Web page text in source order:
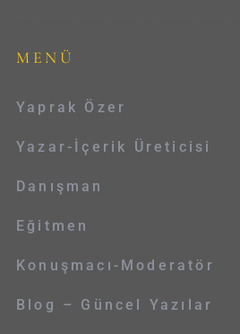
MENÜ
Yaprak Özer
Yazar-İçerik Üreticisi
Danışman
Eğitmen
Konuşmacı-Moderatör
Blog – Güncel Yazılar